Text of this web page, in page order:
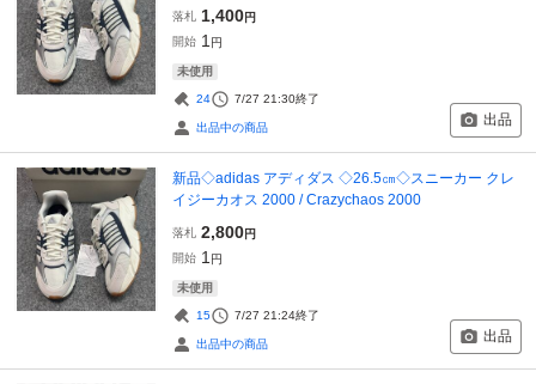
落札 1,400円
開始 1 円
未使用
24 7/27 21:30終了
出品中の商品 出品
新品◇adidas アディダス ◇26.5㎝◇スニーカー クレ
イジーカオス 2000 / Crazychaos 2000
落札 2,800円
開始 1 円
未使用
15 7/27 21:24終了
出品中の商品 出品